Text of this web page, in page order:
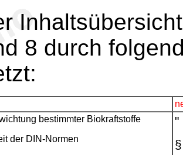
8 durch
bestimmter Biokraftstoffe
der DIN-Normen
"